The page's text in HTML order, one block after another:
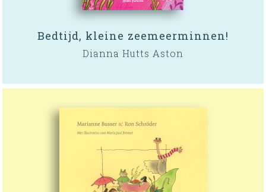
Bedtijd, kleine zeemeerminnen!
Dianna Hutts Aston